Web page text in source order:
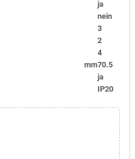
ja
nein
3
2
4
mm70.5
ja
IP20